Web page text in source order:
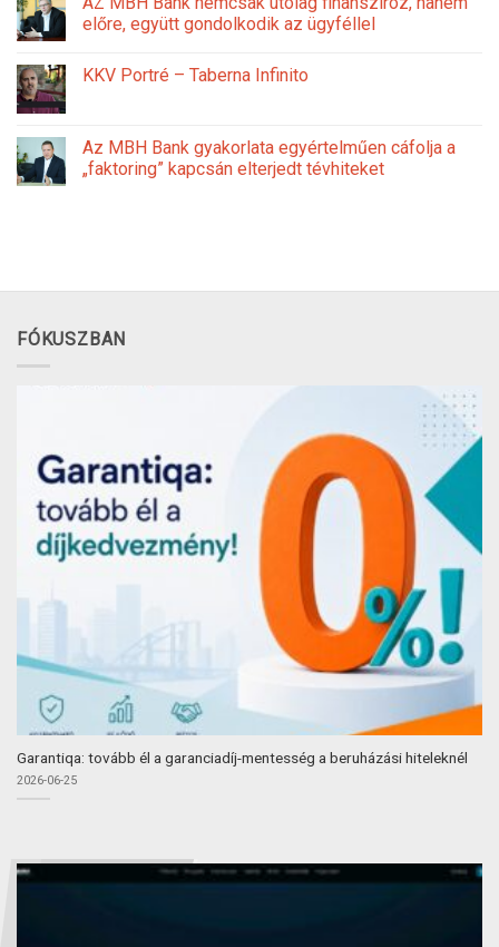
előre, együtt gondolkodik az ügyféllel
KKV Portré – Taberna Infinito
Az MBH Bank gyakorlata egyértelműen cáfolja a
„faktoring” kapcsán elterjedt tévhiteket
FÓKUSZBAN
Garantiqa: tovább él a garanciadíj-mentesség a beruházási hiteleknél
2026-06-25